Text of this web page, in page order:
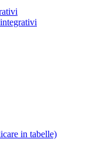
in tabelle)